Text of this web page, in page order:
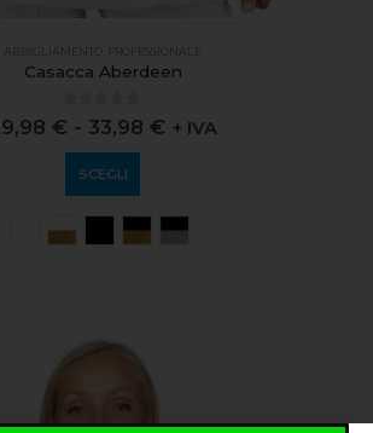
ABBIGLIAMENTO PROFESSIONALE
Casacca Aberdeen
0 out of 5
€ - 33,98 € + IVA
SCEGLI